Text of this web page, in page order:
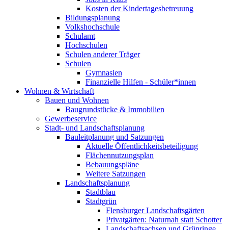
Kosten der Kindertagesbetreuung
Bildungsplanung
Volkshochschule
Schulamt
Hochschulen
Schulen anderer Träger
Schulen
Gymnasien
Finanzielle Hilfen - Schüler*innen
Wohnen & Wirtschaft
Bauen und Wohnen
Baugrundstücke & Immobilien
Gewerbeservice
Stadt- und Landschaftsplanung
Bauleitplanung und Satzungen
Aktuelle Öffentlichkeitsbeteiligung
Flächennutzungsplan
Bebauungspläne
Weitere Satzungen
Landschaftsplanung
Stadtblau
Stadtgrün
Flensburger Landschaftsgärten
Privatgärten: Naturnah statt Schotter